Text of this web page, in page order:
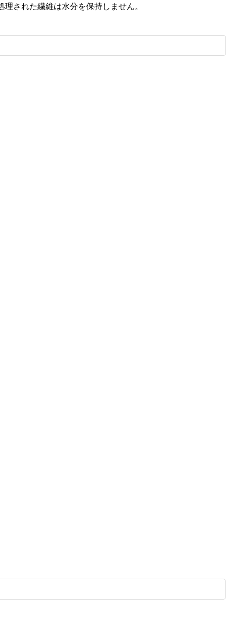
された繊維は水分を保持しません。